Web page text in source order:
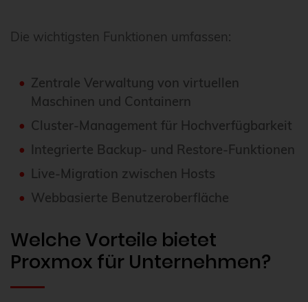
Die wichtigsten Funktionen umfassen:
Zentrale Verwaltung von virtuellen
Maschinen und Containern
Cluster-Management für Hochverfügbarkeit
Integrierte Backup- und Restore-Funktionen
Live-Migration zwischen Hosts
Webbasierte Benutzeroberfläche
Welche Vorteile bietet
Proxmox für Unternehmen?